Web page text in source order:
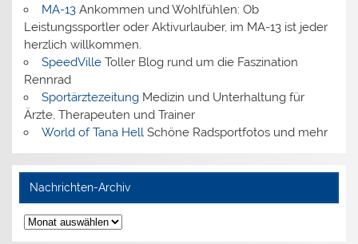
MA-13Ankommen und Wohlfühlen: Ob
Leistungssportler oder Aktivurlauber, im MA-13 ist jeder
herzlich willkommen.
SpeedVilleToller Blog rund um die Faszination
Rennrad
SportärztezeitungMedizin und Unterhaltung für
Ärzte, Therapeuten und Trainer
World of Tana HellSchöne Radsportfotos und mehr
Nachrichten-Archiv
Nachrichten-
Archiv